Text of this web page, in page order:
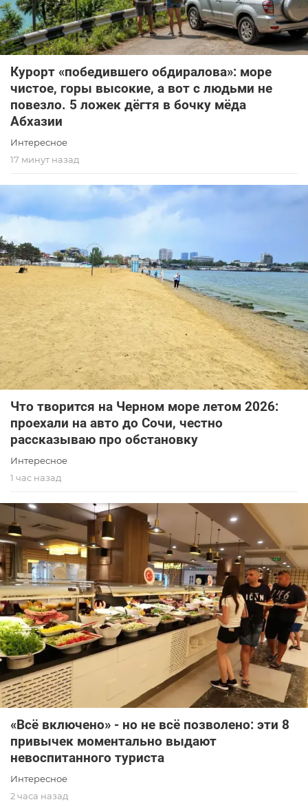
Курорт «победившего обдиралова»: море
чистое, горы высокие, а вот с людьми не
повезло. 5 ложек дёгтя в бочку мёда
Абхазии
Интересное
17 минут назад
Что творится на Черном море летом 2026:
проехали на авто до Сочи, честно
рассказываю про обстановку
Интересное
1 час назад
«Всё включено» - но не всё позволено: эти 8
привычек моментально выдают
невоспитанного туриста
Интересное
2 часа назад